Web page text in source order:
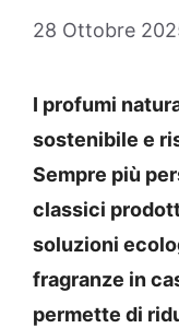
28 Ottobre
I profumi
sostenibile e
Sempre più
classici
soluzioni
fragranze in
permette di